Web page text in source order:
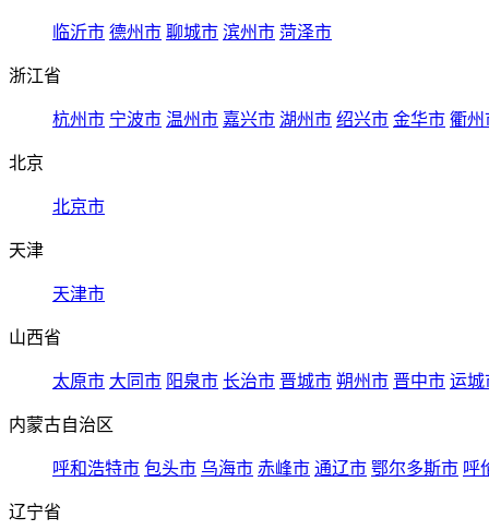
临沂市 德州市 聊城市 滨州市 菏泽市
浙江省
杭州市 宁波市 温州市 嘉兴市 湖州市 绍兴市 金华市 衢州
北京
北京市
天津
天津市
山西省
太原市 大同市 阳泉市 长治市 晋城市 朔州市 晋中市 运城
内蒙古自治区
呼和浩特市 包头市 乌海市 赤峰市 通辽市 鄂尔多斯市 呼
辽宁省